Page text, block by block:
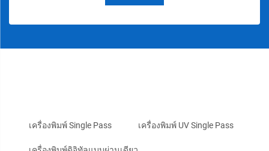
เครื่องพิมพ์ Single Pass เครื่องพิมพ์ UV Single Pass